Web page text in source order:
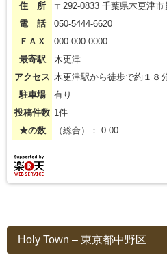
住 所
〒292-0833 千葉県木更津市
電 話
050-5444-6620
ＦＡＸ
000-000-0000
最寄駅
木更津
アクセス 木更津駅から徒歩で約１８
駐車場
有り
投稿件数 1件
★の数
（総合）： 0.00
Holy Town – 東京都中野区